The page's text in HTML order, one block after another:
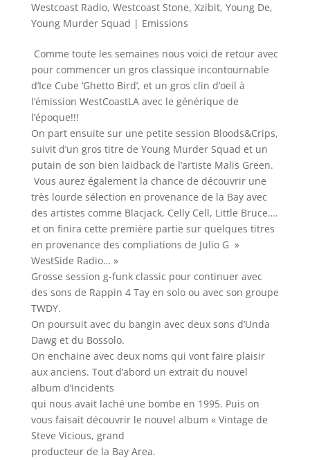
Westcoast Radio, Westcoast Stone, Xzibit, Young De,
Young Murder Squad | Emissions
Comme toute les semaines nous voici de retour avec
pour commencer un gros classique incontournable
d’Ice Cube ‘Ghetto Bird’, et un gros clin d’oeil à
l’émission WestCoastLA avec le générique de
l’époque!!!
On part ensuite sur une petite session Bloods&Crips,
suivit d’un gros titre de Young Murder Squad et un
putain de son bien laidback de l’artiste Malis Green.
Vous aurez également la chance de découvrir une
très lourde sélection en provenance de la Bay avec
des artistes comme Blacjack, Celly Cell, Little Bruce….
et on finira cette première partie sur quelques titres
en provenance des compliations de Julio G »
WestSide Radio… »
Grosse session g-funk classic pour continuer avec
des sons de Rappin 4 Tay en solo ou avec son groupe
TWDY.
On poursuit avec du bangin avec deux sons d’Unda
Dawg et du Bossolo.
On enchaine avec deux noms qui vont faire plaisir
aux anciens. Tout d’abord un extrait du nouvel
album d’Incidents
qui nous avait laché une bombe en 1995. Puis on
vous faisait découvrir le nouvel album « Vintage de
Steve Vicious, grand
producteur de la Bay Area.